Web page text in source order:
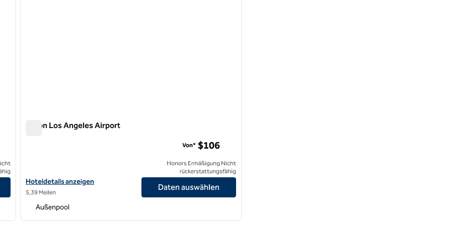
Hilton Los Angeles Airport
Hoteldetails für das Hilton Los Angeles Airport anzeigen
Hoteldetails anzeigen
5,39 Meilen
Von* $106
Honors Ermäßigung Nicht
rückerstattungsfähig
Daten auswählen
Außenpool